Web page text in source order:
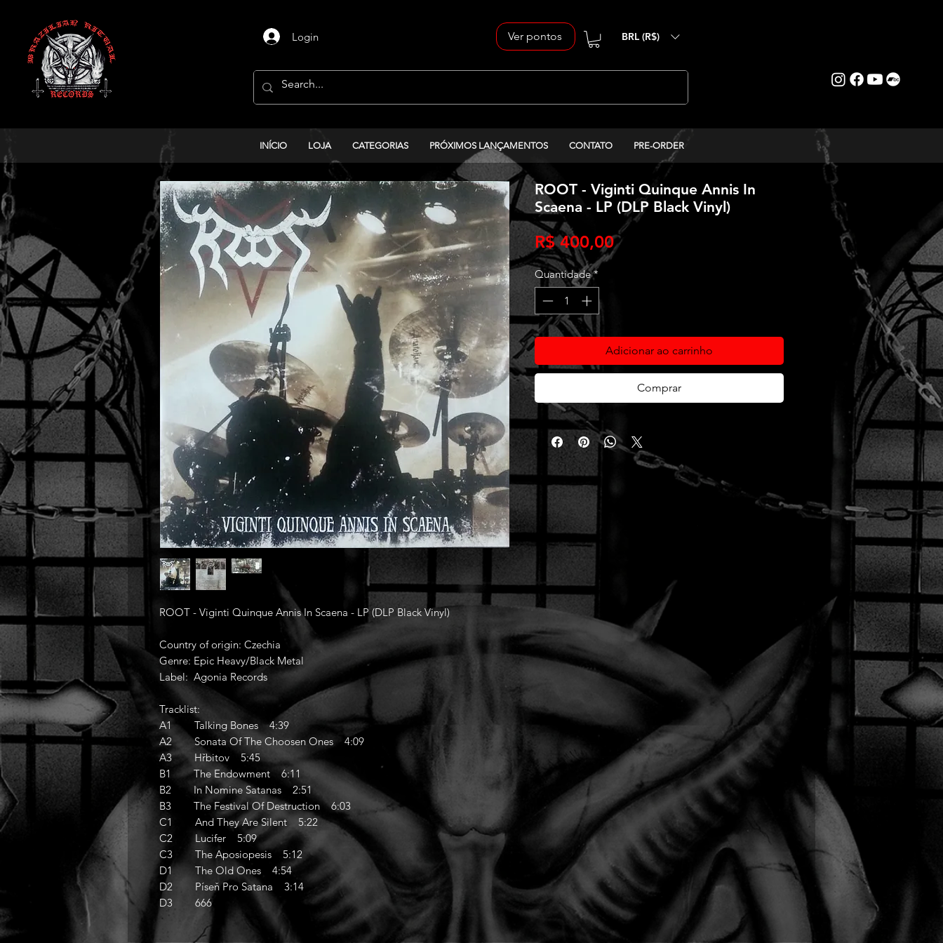
Login Ver pontos BRL (R$)
INÍCIO LOJA CATEGORIAS PRÓXIMOS LANÇAMENTOS CONTATO PRE-ORDER
ROOT - Viginti Quinque Annis In Scaena - LP (DLP Black Vinyl)
Country of origin: Czechia
Genre: Epic Heavy/Black Metal
Label: Agonia Records
Tracklist:
A1 Talking Bones 4:39
A2 Sonata Of The Choosen Ones 4:09
A3 Hřbitov 5:45
B1 The Endowment 6:11
B2 In Nomine Satanas 2:51
B3 The Festival Of Destruction 6:03
C1 And They Are Silent 5:22
C2 Lucifer 5:09
C3 The Aposiopesis 5:12
D1 The Old Ones 4:54
D2 Píseň Pro Satana 3:14
D3 666
ROOT - Viginti Quinque Annis In
Scaena - LP (DLP Black Vinyl)
R$ 400,00Preço
Quantidade *
Adicionar ao carrinho
Comprar